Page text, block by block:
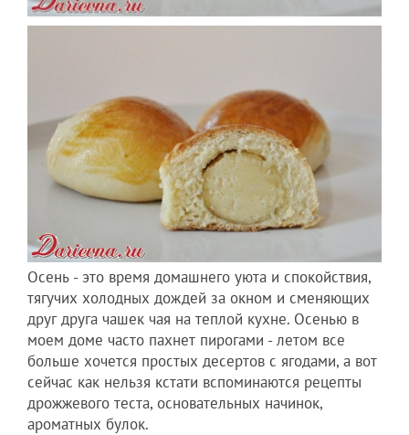
Осень - это время домашнего уюта и спокойствия,
тягучих холодных дождей за окном и сменяющих
друг друга чашек чая на теплой кухне. Осенью в
моем доме часто пахнет пирогами - летом все
больше хочется простых десертов с ягодами, а вот
сейчас как нельзя кстати вспоминаются рецепты
дрожжевого теста, основательных начинок,
ароматных булок.